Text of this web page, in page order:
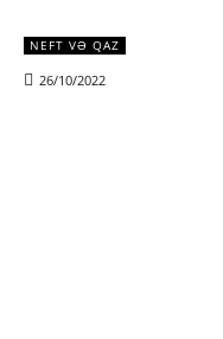
NEFT VƏ QAZ
26/10/2022